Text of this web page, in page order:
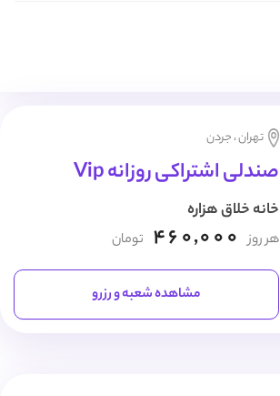
تهران ، جردن
صندلی اشتراکی روزانه Vip
خانه خلاق هزاره
هر روز 460,000 تومان
مشاهده شعبه و رزرو